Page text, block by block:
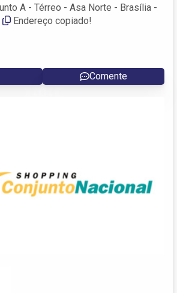
A - Térreo - Asa Norte - Brasília -
Endereço copiado!
Comente